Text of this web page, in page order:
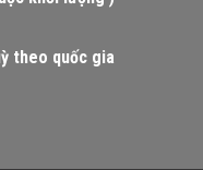
theo quốc gia